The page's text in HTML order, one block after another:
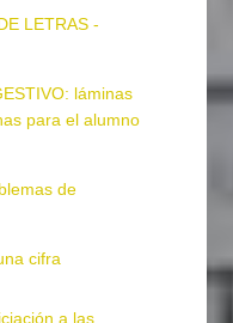
LETRAS -
láminas
para el alumno
de
cifra
a las